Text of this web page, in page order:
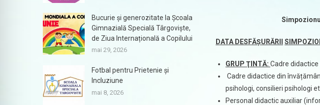
DATA DESFĂȘURĂRII
GRUP ŢINTĂ: Cadre
Cadre didactice din
psihologi, consilieri psihologi
Personal didactic auxiliar
Bucurie și generozitate la Școala
Gimnazială Specială Târgoviște,
de Ziua Internațională a Copilului
mai 29, 2026
Fotbal pentru Prietenie și
Incluziune
mai 8, 2026